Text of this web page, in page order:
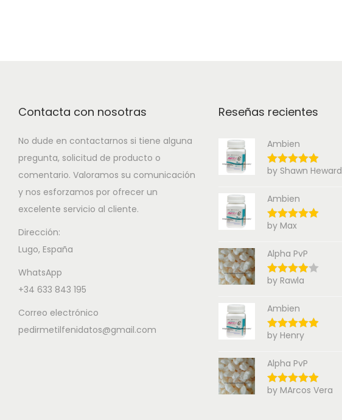
Contacta con nosotras
No dude en contactarnos si tiene alguna
pregunta, solicitud de producto o
comentario. Valoramos su comunicación
y nos esforzamos por ofrecer un
excelente servicio al cliente.
Dirección:
Lugo, España
WhatsApp
+34 633 843 195
Correo electrónico
pedirmetilfenidatos@gmail.com
Reseñas recientes
Ambien
by Shawn Heward
Ambien
by Max
Alpha PvP
by Rawla
Ambien
by Henry
Alpha PvP
by MArcos Vera